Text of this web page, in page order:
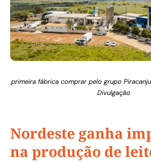
primeira fábrica comprar pelo grupo
Divulgação
Nordeste ganha
na produção de